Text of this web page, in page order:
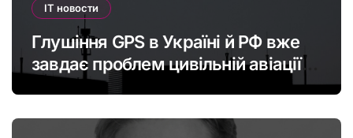
IT новости
Глушіння GPS в Україні й РФ вже
завдає проблем цивільній авіації в
Європі: наскільки це небезпечно